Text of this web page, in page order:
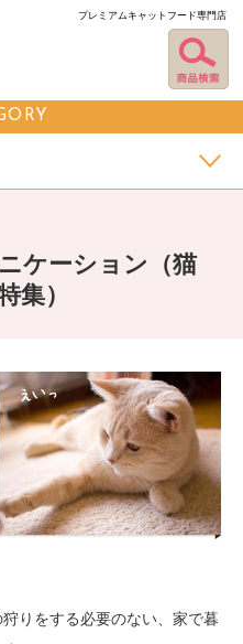
プレミアムキャットフード専門店
ケーション（猫
集）
りをする必要のない、家で暮